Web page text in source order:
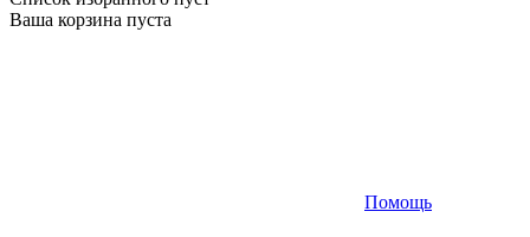
Ваша корзина пуста
Помощь